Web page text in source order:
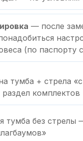
— после
(по паспорту
тумба + стрела
тумба без стрелы